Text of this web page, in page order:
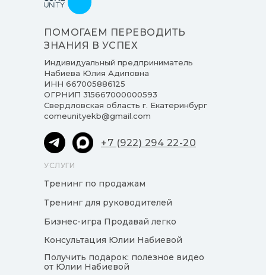
УСЛУГИ
Индивидуальный предприниматель
Набиева Юлия Адиповна
ИНН 667005886125
ОГРНИП 315667000000593
Свердловская область г. Екатеринбург
comeunityekb@gmail.com
ПОМОГАЕМ ПЕРЕВОДИТЬ
ЗНАНИЯ В УСПЕХ
Консультация Юлии Набиевой
Бизнес-игра Продавай легко
Получить подарок: полезное видео
от Юлии Набиевой
Тренинг по продажам
Тренинг для руководителей
+7 (922) 294 22-20